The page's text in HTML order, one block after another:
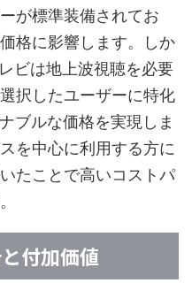
が標準装備されてお
格に影響します。しか
ビは地上波視聴を必要
択したユーザーに特化
ブルな価格を実現しま
を中心に利用する方に
たことで高いコストパ
付加価値